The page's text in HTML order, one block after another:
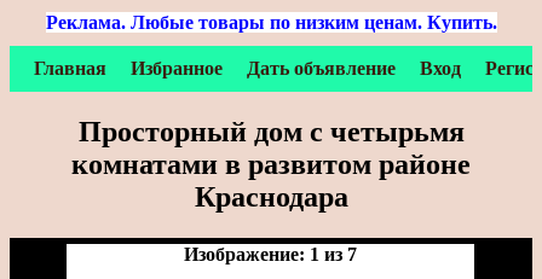
Реклама. Любые товары по низким ценам. Купить.
Главная Избранное Дать объявление Вход
Просторный дом с четырьмя
комнатами в развитом районе
Краснодара
Изображение: 1 из 7